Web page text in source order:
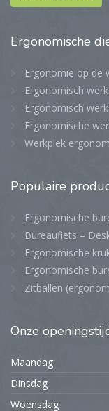
Ergonomische
Ergonomie op de
Ergonomisch
Ergonomisch
Ergonomische
Werkplek
Populaire
Ergonomische
Bureaufiets –
Ergonomische
Ergonomische
Zitballen
Onze
Maandag
Dinsdag
Woensdag